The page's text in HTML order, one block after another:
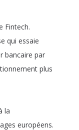
Fintech.
qui essaie
bancaire par
plus
la
européens.